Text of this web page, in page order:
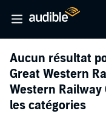
Aucun résultat
Great Western
Western Railway
les catégories